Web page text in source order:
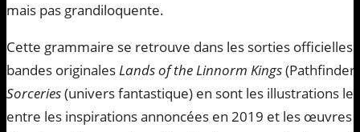
mais pas grandiloquente.
Cette grammaire se retrouve dans les sorties officielles
bandes originalesLands of the Linnorm Kings
Sorceries(univers fantastique) en sont les illustrations
entre les inspirations annoncées en 2019 et les œuvres